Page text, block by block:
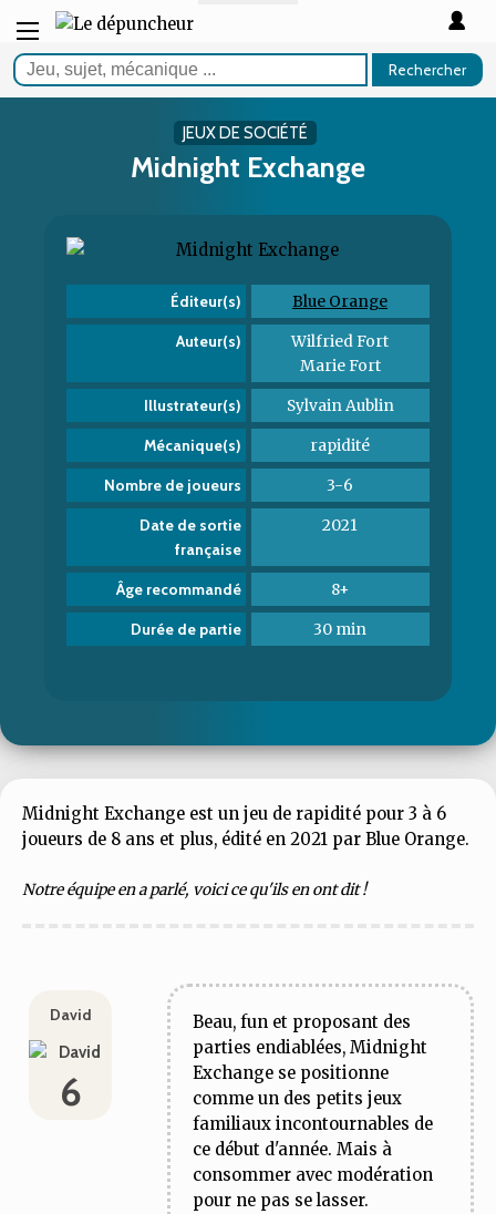
Rechercher
JEUX DE SOCIÉTÉ
Midnight Exchange
Éditeur(s) Blue Orange
Auteur(s)
Wilfried Fort
Marie Fort
Illustrateur(s) Sylvain Aublin
Mécanique(s) rapidité
Nombre de joueurs 3-6
Date de sortie
française
2021
Âge recommandé 8+
Durée de partie 30 min
Midnight Exchange est un jeu de rapidité pour 3 à 6
joueurs de 8 ans et plus, édité en 2021 par Blue Orange.
Notre équipe en a parlé, voici ce qu'ils en ont dit !
David
6
Beau, fun et proposant des
parties endiablées, Midnight
Exchange se positionne
comme un des petits jeux
familiaux incontournables de
ce début d'année. Mais à
consommer avec modération
pour ne pas se lasser.